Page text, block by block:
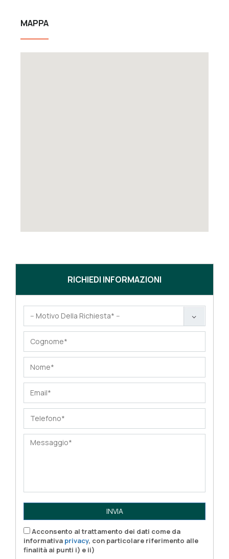
MAPPA
RICHIEDI INFORMAZIONI
INVIA
Acconsento al trattamento dei dati come da
informativa privacy, con particolare riferimento alle
finalità ai punti i) e ii)